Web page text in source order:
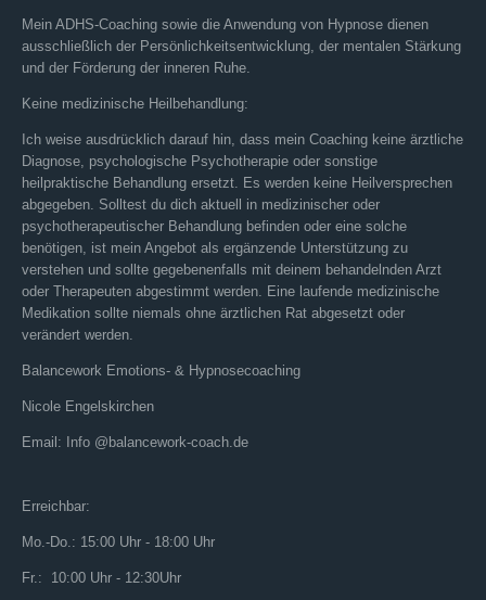
Mein ADHS-Coaching sowie die Anwendung von Hypnose dienen
ausschließlich der Persönlichkeitsentwicklung, der mentalen Stärkung
und der Förderung der inneren Ruhe.
Keine medizinische Heilbehandlung:
Ich weise ausdrücklich darauf hin, dass mein Coaching keine ärztliche
Diagnose, psychologische Psychotherapie oder sonstige
heilpraktische Behandlung ersetzt. Es werden keine Heilversprechen
abgegeben. Solltest du dich aktuell in medizinischer oder
psychotherapeutischer Behandlung befinden oder eine solche
benötigen, ist mein Angebot als ergänzende Unterstützung zu
verstehen und sollte gegebenenfalls mit deinem behandelnden Arzt
oder Therapeuten abgestimmt werden. Eine laufende medizinische
Medikation sollte niemals ohne ärztlichen Rat abgesetzt oder
verändert werden.
Balancework Emotions- & Hypnosecoaching
Nicole Engelskirchen
Email: Info @balancework-coach.de
Erreichbar:
Mo.-Do.: 15:00 Uhr - 18:00 Uhr
Fr.: 10:00 Uhr - 12:30Uhr